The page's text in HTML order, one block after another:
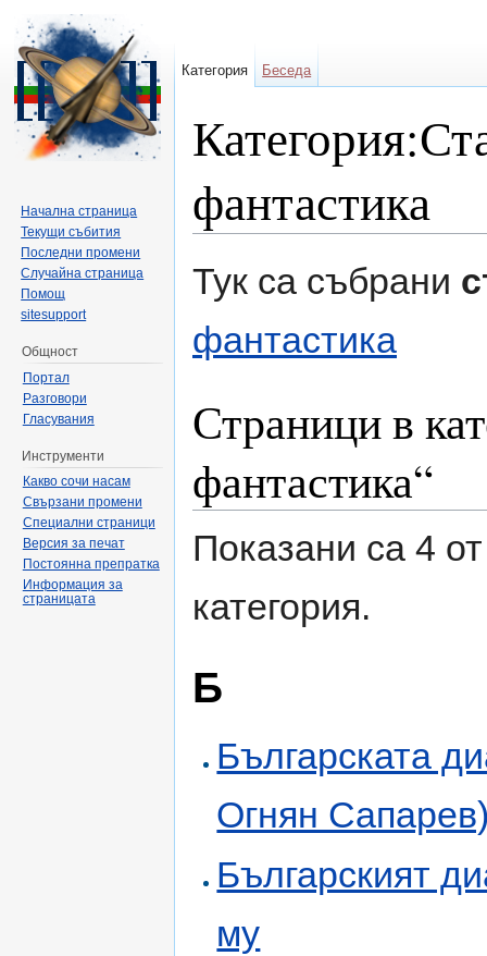
фантастика
Тук са събрани
фантастика
Страници в
фантастика“
Показани са 4
категория.
Б
Българската
Огнян
Българският
му
Категория Беседа
Начална страница
Текущи събития
Последни промени
Случайна страница
Помощ
sitesupport
Общност
Портал
Разговори
Гласувания
Инструменти
Какво сочи насам
Свързани промени
Специални страници
Версия за печат
Постоянна препратка
Информация за
страницата